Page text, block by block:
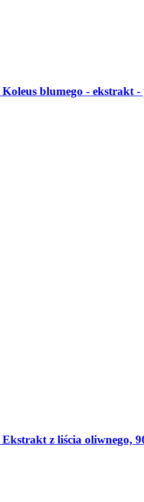
Koleus blumego -​ ekstrakt
Ekstrakt z liścia oliwnego,